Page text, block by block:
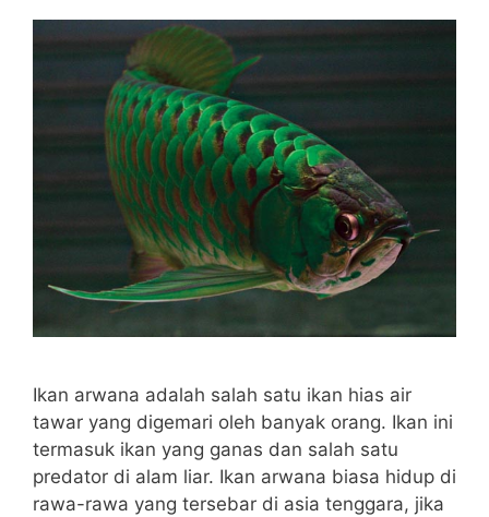
Ikan arwana adalah salah satu ikan hias air
tawar yang digemari oleh banyak orang. Ikan ini
termasuk ikan yang ganas dan salah satu
predator di alam liar. Ikan arwana biasa hidup di
rawa-rawa yang tersebar di asia tenggara, jika